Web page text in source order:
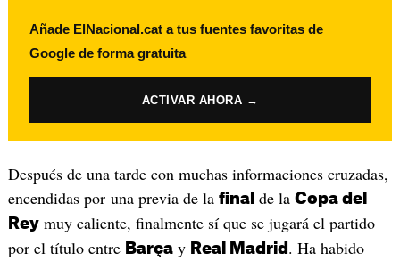
Añade ElNacional.cat a tus fuentes favoritas de
Google de forma gratuita
ACTIVAR AHORA →
Después de una tarde con muchas informaciones cruzadas,
encendidas por una previa de la final de la Copa del
Reymuy caliente, finalmente sí que se jugará el partido
por el título entre Barçay Real Madrid . Ha habido